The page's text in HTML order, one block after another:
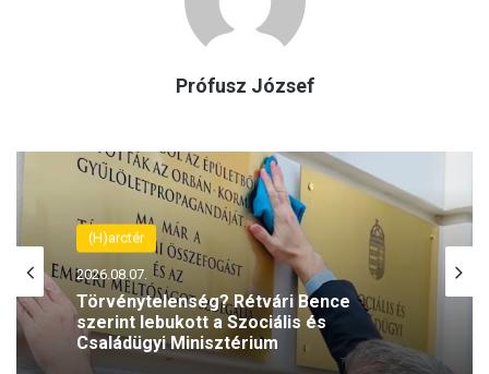
Prófusz József
(H)arctér
2026.08.06.
Rétvári Bence: Magyar Péter lett a paksi
energiakrízis legnagyobb
rémhírterjesztője (VIDEÓ)